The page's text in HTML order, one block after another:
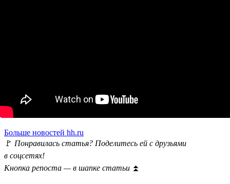
Больше новостей hh.ru
🚩 Понравилась статья? Поделитесь ей с друзьями
в соцсетях!
Кнопка репоста — в шапке статьи ⏫